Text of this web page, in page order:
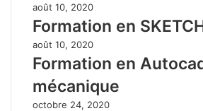
août 10, 2020
Formation en
août 10, 2020
Formation en
mécanique
octobre 24, 2020